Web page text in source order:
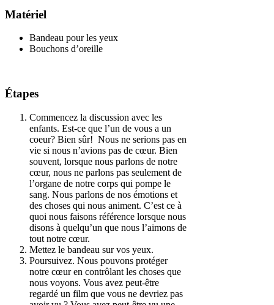
Matériel
Bandeau pour les yeux
Bouchons d’oreille
Étapes
Commencez la discussion avec les
enfants. Est-ce que l’un de vous a un
coeur? Bien sûr! Nous ne serions pas en
vie si nous n’avions pas de cœur. Bien
souvent, lorsque nous parlons de notre
cœur, nous ne parlons pas seulement de
l’organe de notre corps qui pompe le
sang. Nous parlons de nos émotions et
des choses qui nous animent. C’est ce à
quoi nous faisons référence lorsque nous
disons à quelqu’un que nous l’aimons de
tout notre cœur.
Mettez le bandeau sur vos yeux.
Poursuivez. Nous pouvons protéger
notre cœur en contrôlant les choses que
nous voyons. Vous avez peut-être
regardé un film que vous ne devriez pas